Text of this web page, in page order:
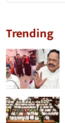
Trending